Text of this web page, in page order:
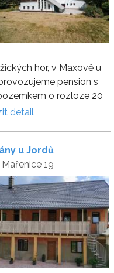
hor, v Maxově u
pension s
o rozloze 20
detail
u Jordů
Mařenice 19